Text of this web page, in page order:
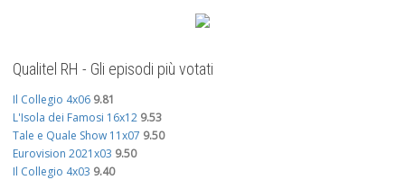
Qualitel RH - Gli episodi più votati
Il Collegio 4x06 9.81
L'Isola dei Famosi 16x12 9.53
Tale e Quale Show 11x07 9.50
Eurovision 2021x03 9.50
Il Collegio 4x03 9.40